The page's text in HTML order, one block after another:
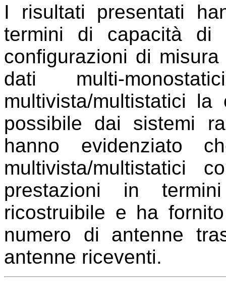
I risultati presentati
termini di capacità di
configurazioni di
dati multi-
multivista/multistatici
possibile dai sistemi
hanno evidenziato
multivista/multistatici
prestazioni in
ricostruibile e ha
numero di antenne
antenne riceventi.